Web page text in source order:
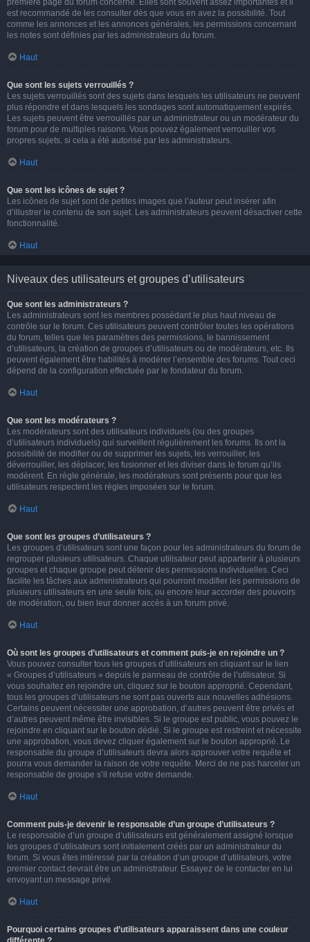
première page du forum concerné. Elles sont souvent assez importantes et il
est recommandé de les consulter dès que vous en avez la possibilité. Tout
comme les annonces et les annonces générales, les permissions concernant
les notes sont définies par les administrateurs du forum.
Haut
Que sont les sujets verrouillés ?
Les sujets verrouillés sont des sujets dans lesquels les utilisateurs ne peuvent
plus répondre et dans lesquels les sondages sont automatiquement expirés.
Les sujets peuvent être verrouillés par un administrateur ou un modérateur du
forum pour de multiples raisons. Vous pouvez également verrouiller vos
propres sujets, si cela a été autorisé par les administrateurs.
Haut
Que sont les icônes de sujet ?
Les icônes de sujet sont de petites images que l’auteur peut insérer afin
d’illustrer le contenu de son sujet. Les administrateurs peuvent désactiver cette
fonctionnalité.
Haut
Niveaux des utilisateurs et groupes d’utilisateurs
Que sont les administrateurs ?
Les administrateurs sont les membres possédant le plus haut niveau de
contrôle sur le forum. Ces utilisateurs peuvent contrôler toutes les opérations
du forum, telles que les paramètres des permissions, le bannissement
d’utilisateurs, la création de groupes d’utilisateurs ou de modérateurs, etc. Ils
peuvent également être habilités à modérer l’ensemble des forums. Tout ceci
dépend de la configuration effectuée par le fondateur du forum.
Haut
Que sont les modérateurs ?
Les modérateurs sont des utilisateurs individuels (ou des groupes
d’utilisateurs individuels) qui surveillent régulièrement les forums. Ils ont la
possibilité de modifier ou de supprimer les sujets, les verrouiller, les
déverrouiller, les déplacer, les fusionner et les diviser dans le forum qu’ils
modèrent. En règle générale, les modérateurs sont présents pour que les
utilisateurs respectent les règles imposées sur le forum.
Haut
Que sont les groupes d’utilisateurs ?
Les groupes d’utilisateurs sont une façon pour les administrateurs du forum de
regrouper plusieurs utilisateurs. Chaque utilisateur peut appartenir à plusieurs
groupes et chaque groupe peut détenir des permissions individuelles. Ceci
facilite les tâches aux administrateurs qui pourront modifier les permissions de
plusieurs utilisateurs en une seule fois, ou encore leur accorder des pouvoirs
de modération, ou bien leur donner accès à un forum privé.
Haut
Où sont les groupes d’utilisateurs et comment puis-je en rejoindre un ?
Vous pouvez consulter tous les groupes d’utilisateurs en cliquant sur le lien
« Groupes d’utilisateurs » depuis le panneau de contrôle de l’utilisateur. Si
vous souhaitez en rejoindre un, cliquez sur le bouton approprié. Cependant,
tous les groupes d’utilisateurs ne sont pas ouverts aux nouvelles adhésions.
Certains peuvent nécessiter une approbation, d’autres peuvent être privés et
d’autres peuvent même être invisibles. Si le groupe est public, vous pouvez le
rejoindre en cliquant sur le bouton dédié. Si le groupe est restreint et nécessite
une approbation, vous devez cliquer également sur le bouton approprié. Le
responsable du groupe d’utilisateurs devra alors approuver votre requête et
pourra vous demander la raison de votre requête. Merci de ne pas harceler un
responsable de groupe s’il refuse votre demande.
Haut
Comment puis-je devenir le responsable d’un groupe d’utilisateurs ?
Le responsable d’un groupe d’utilisateurs est généralement assigné lorsque
les groupes d’utilisateurs sont initialement créés par un administrateur du
forum. Si vous êtes intéressé par la création d’un groupe d’utilisateurs, votre
premier contact devrait être un administrateur. Essayez de le contacter en lui
envoyant un message privé.
Haut
Pourquoi certains groupes d’utilisateurs apparaissent dans une couleur